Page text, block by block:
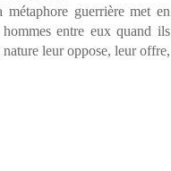
guerrière met en
entre eux quand ils
leur oppose, leur offre,